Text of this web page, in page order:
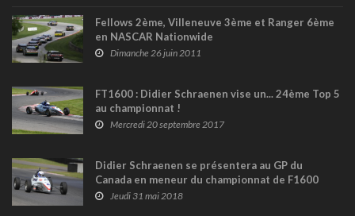
Fellows 2ème, Villeneuve 3ème et Ranger 6ème
en NASCAR Nationwide
Dimanche 26 juin 2011
FT1600 : Didier Schraenen vise un... 24ème Top 5
au championnat !
Mercredi 20 septembre 2017
Didier Schraenen se présentera au GP du
Canada en meneur du championnat de F1600
Jeudi 31 mai 2018